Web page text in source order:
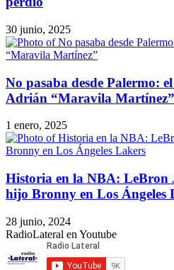
30 junio, 2025
No pasaba desde Palermo:
Adrián “Maravila Martínez”
1 enero, 2025
Historia en la NBA: LeBron
hijo Bronny en Los Ángeles
28 junio, 2024
RadioLateral en Youtube